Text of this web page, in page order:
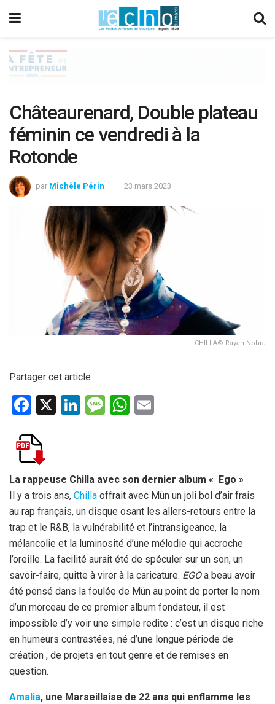
Châteaurenard, Double plateau
féminin ce vendredi à la
Rotonde
par Michèle Périn 23 mars 2023
CHILLA© Rayan Nohra
Partager cet article
F
ce
b
o
o
k
X
Li
n
M
g
e
W
A
p
p
La rappeuse Chilla avec son dernier album « Ego »
Il y a trois ans, Chilla offrait avec Mün un joli bol d’air frais
au rap français, un disque osant les allers-retours entre la
trap et le R&B, la vulnérabilité et l’intransigeance, la
mélancolie et la luminosité d’une mélodie qui accroche
l’oreille. La facilité aurait été de spéculer sur un son, un
savoir-faire, quitte à virer à la caricature. EGOa beau avoir
été pensé dans la foulée de Mün au point de porter le nom
d’un morceau de ce premier album fondateur, il est
impossible d’y voir une simple redite : c’est un disque riche
en humeurs contrastées, né d’une longue période de
création , de projets en tout genre et de remises en
question.
Amalia, une Marseillaise de 22 ans qui enflamme les